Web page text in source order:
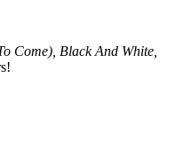
Come), Black And White,